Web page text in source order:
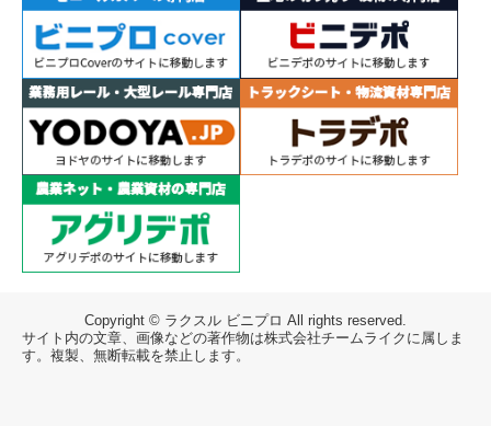
Copyright © ラクスル ビニプロ All rights reserved.
サイト内の文章、画像などの著作物は株式会社チームライクに属しま
す。複製、無断転載を禁止します。